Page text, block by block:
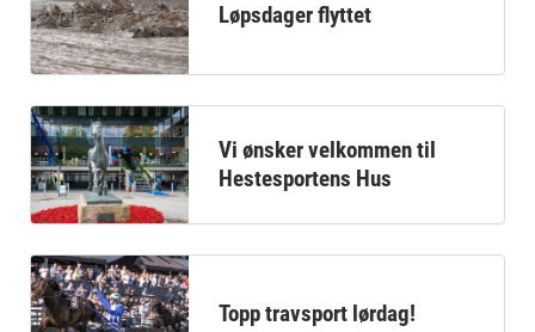
Løpsdager flyttet
Vi ønsker velkommen til
Hestesportens Hus
Topp travsport lørdag!